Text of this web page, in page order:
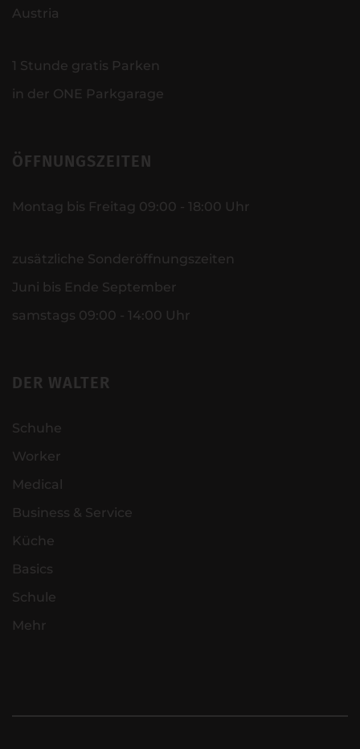
Austria
1 Stunde gratis Parken
in der ONE Parkgarage
ÖFFNUNGSZEITEN
Montag bis Freitag 09:00 - 18:00 Uhr
zusätzliche Sonderöffnungszeiten
Juni bis Ende September
samstags 09:00 - 14:00 Uhr
DER WALTER
Schuhe
Worker
Medical
Business & Service
Küche
Basics
Schule
Mehr